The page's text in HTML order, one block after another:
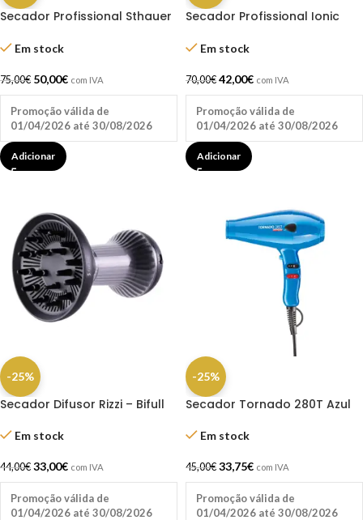
Secador Profissional Sthauer
Em stock
75,00€ 50,00€ com IVA
Promoção válida de
01/04/2026 até 30/08/2026
Adicionar
Secador Profissional Ionic
Em stock
70,00€ 42,00€ com IVA
Promoção válida de
01/04/2026 até 30/08/2026
Adicionar
-25%
Secador Difusor Rizzi – Bifull
Em stock
44,00€ 33,00€ com IVA
Promoção válida de
01/04/2026 até 30/08/2026
-25%
Secador Tornado 280T Azul
Em stock
45,00€ 33,75€ com IVA
Promoção válida de
01/04/2026 até 30/08/2026